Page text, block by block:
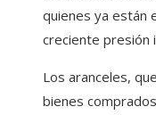
quienes ya están
creciente presión
Los aranceles,
bienes